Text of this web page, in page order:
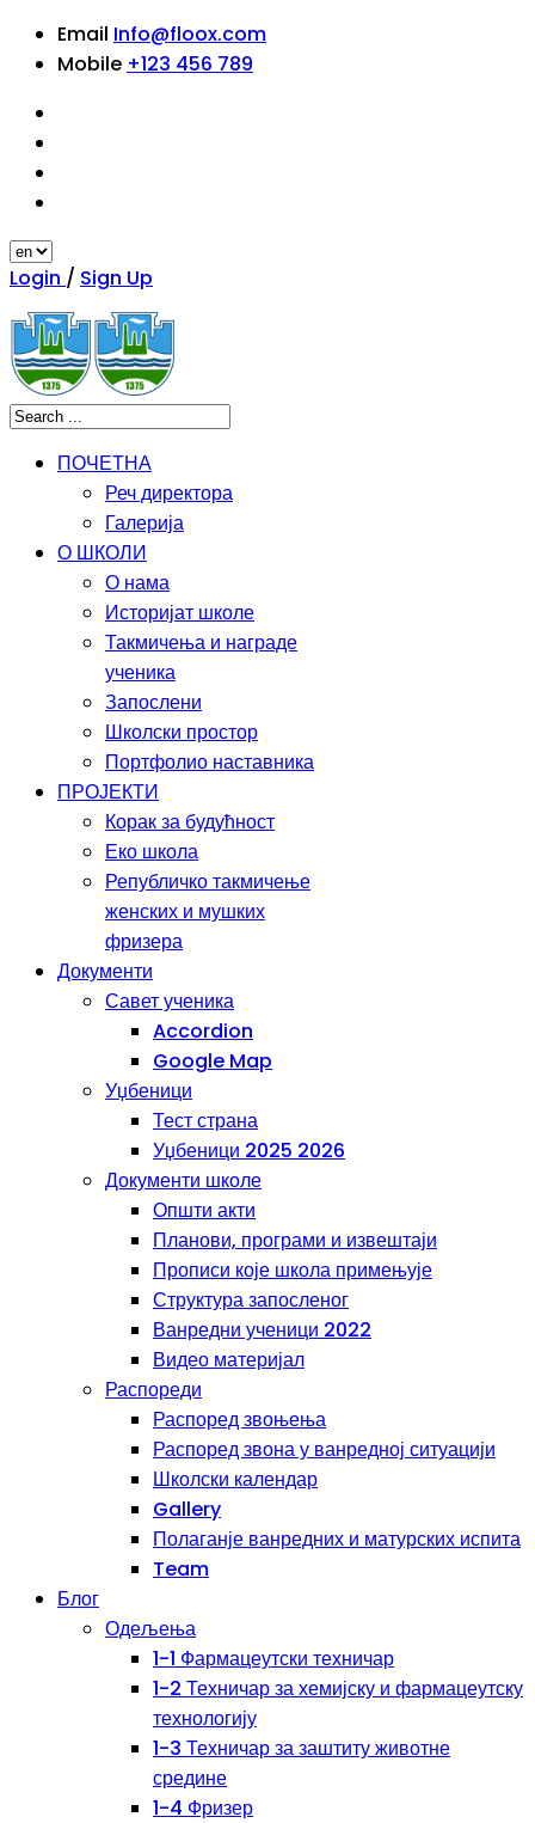
Email Info@floox.com
Mobile +123 456 789
Login / Sign Up
ПОЧЕТНА
Реч директора
Галерија
О ШКОЛИ
О нама
Историјат школе
Такмичења и награде
ученика
Запослени
Школски простор
Портфолио наставника
ПРОЈЕКТИ
Корак за будућност
Еко школа
Републичко такмичење
женских и мушких
фризера
Документи
Савет ученика
Accordion
Google Map
Уџбеници
Тест страна
Уџбеници 2025 2026
Документи школе
Општи акти
Планови, програми и извештаји
Прописи које школа примењује
Структура запосленог
Ванредни ученици 2022
Видео материјал
Распореди
Распоред звоњења
Распоред звона у ванредној ситуацији
Школски календар
Gallery
Полаганје ванредних и матурских испита
Team
Блог
Одељења
1-1 Фармацеутски техничар
1-2 Техничар за хемијску и фармацеутску
технологију
1-3 Техничар за заштиту животне
средине
1-4 Фризер